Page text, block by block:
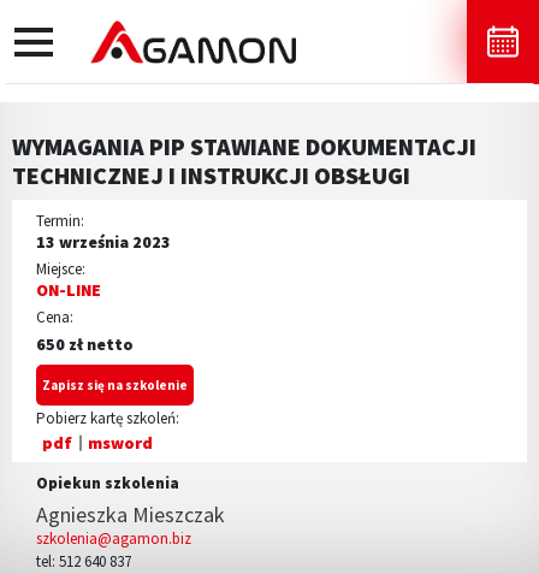
toggle
navigation
WYMAGANIA PIP STAWIANE DOKUMENTACJI
TECHNICZNEJ I INSTRUKCJI OBSŁUGI
Termin:
13 września 2023
Miejsce:
ON-LINE
Cena:
650 zł netto
Zapisz się na szkolenie
Pobierz kartę szkoleń:
pdf msword
Opiekun szkolenia
Agnieszka Mieszczak
szkolenia@agamon.biz
tel: 512 640 837